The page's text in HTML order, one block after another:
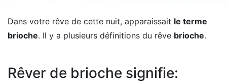
Dans votre rêve de cette nuit, apparaissait le terme
brioche. Il y a plusieurs définitions du rêve brioche.
Rêver de brioche signifie: